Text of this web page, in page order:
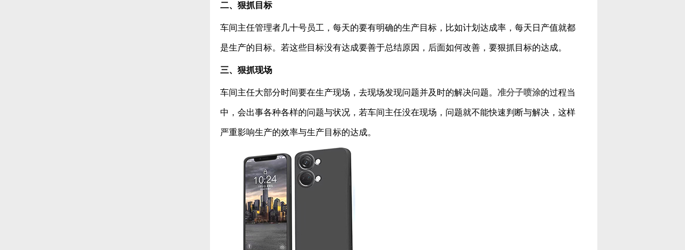
二、狠抓目标
车间主任管理者几十号员工，每天的要有明确的生产目标，比如计划达成率，每天日产值就都
是生产的目标。若这些目标没有达成要善于总结原因，后面如何改善，要狠抓目标的达成。
三、狠抓现场
车间主任大部分时间要在生产现场，去现场发现问题并及时的解决问题。 准分子喷涂的过程当
中，会出事各种各样的问题与状况，若车间主任没在现场，问题就不能快速判断与解决，这样
严重影响生产的效率与生产目标的达成。